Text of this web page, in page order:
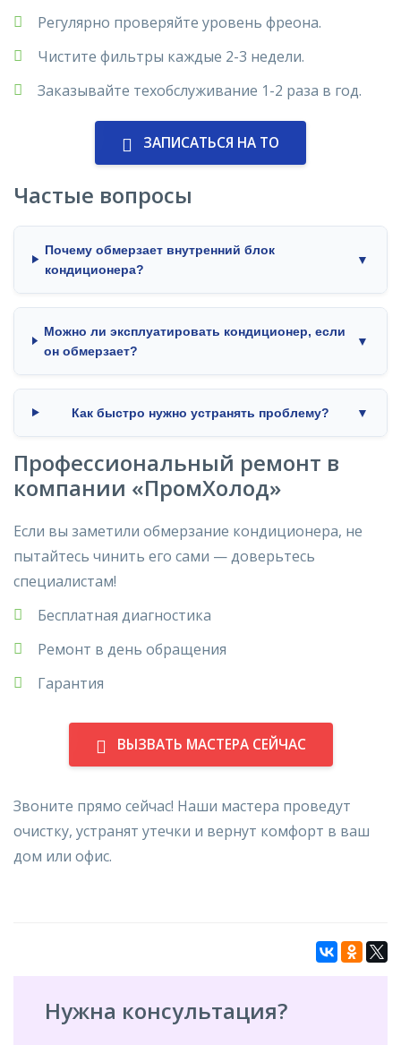
Регулярно проверяйте уровень фреона.
Чистите фильтры каждые 2-3 недели.
Заказывайте техобслуживание 1-2 раза в год.
ЗАПИСАТЬСЯ НА ТО
Частые вопросы
Почему обмерзает внутренний блок
кондиционера?
▼
Можно ли эксплуатировать кондиционер, если
он обмерзает?
▼
Как быстро нужно устранять проблему? ▼
Профессиональный ремонт в
компании «ПромХолод»
Если вы заметили обмерзание кондиционера, не
пытайтесь чинить его сами — доверьтесь
специалистам!
Бесплатная диагностика
Ремонт в день обращения
Гарантия
ВЫЗВАТЬ МАСТЕРА СЕЙЧАС
Звоните прямо сейчас! Наши мастера проведут
очистку, устранят утечки и вернут комфорт в ваш
дом или офис.
Нужна консультация?